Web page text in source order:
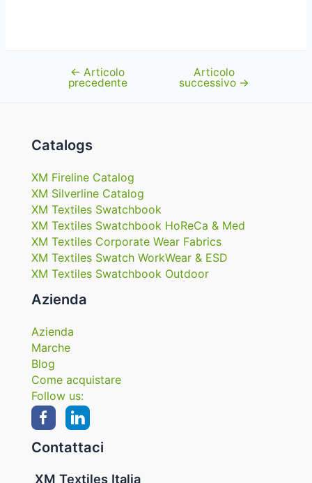
Navigazione
articoli
← Articolo
precedente
Articolo
successivo →
Catalogs
XM Fireline Catalog
XM Silverline Catalog
XM Textiles Swatchbook
XM Textiles Swatchbook HoReCa & Med
XM Textiles Corporate Wear Fabrics
XM Textiles Swatch WorkWear & ESD
XM Textiles Swatchbook Outdoor
Azienda
Azienda
Marche
Blog
Come acquistare
Follow us:
Contattaci
XM Textiles Italia